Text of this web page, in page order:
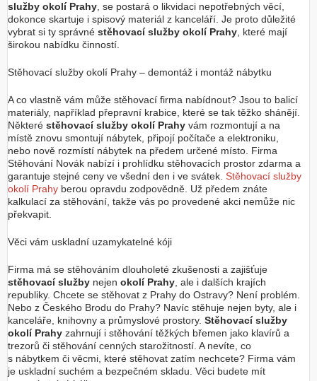
služby okolí Prahy , se postará o likvidaci nepotřebných věcí,
dokonce skartuje i spisový materiál z kanceláří. Je proto důležité
vybrat si ty správné stěhovací služby okolí Prahy , které mají
širokou nabídku činností.
Stěhovací služby okolí Prahy – demontáž i montáž nábytku
A co vlastně vám může stěhovací firma nabídnout? Jsou to balicí
materiály, například přepravní krabice, které se tak těžko shánějí.
Některé stěhovací služby okolí Prahy vám rozmontují a na
místě znovu smontují nábytek, připojí počítače a elektroniku,
nebo nově rozmístí nábytek na předem určené místo. Firma
Stěhování Novák nabízí i prohlídku stěhovacích prostor zdarma a
garantuje stejné ceny ve všední den i ve svátek. Stěhovací služby
okolí Prahy berou opravdu zodpovědně. Už předem znáte
kalkulací za stěhování, takže vás po provedené akci nemůže nic
překvapit.
Věci vám uskladní uzamykatelné kóji
Firma má se stěhováním dlouholeté zkušenosti a zajišťuje
stěhovací služby nejen okolí Prahy , ale i dalších krajích
republiky. Chcete se stěhovat z Prahy do Ostravy? Není problém.
Nebo z Českého Brodu do Prahy? Navíc stěhuje nejen byty, ale i
kanceláře, knihovny a průmyslové prostory. Stěhovací služby
okolí Prahy zahrnují i stěhování těžkých břemen jako klavírů a
trezorů či stěhování cenných starožitností. A nevíte, co
s nábytkem či věcmi, které stěhovat zatím nechcete? Firma vám
je uskladní suchém a bezpečném skladu. Věci budete mít